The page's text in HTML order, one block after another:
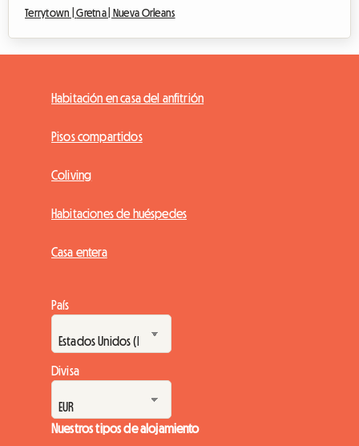
Terrytown |Gretna | Nueva Orleans
Habitación en casa del anfitrión
Pisos compartidos
Coliving
Habitaciones de huéspedes
Casa entera
País
Divisa
Nuestros tipos de alojamiento